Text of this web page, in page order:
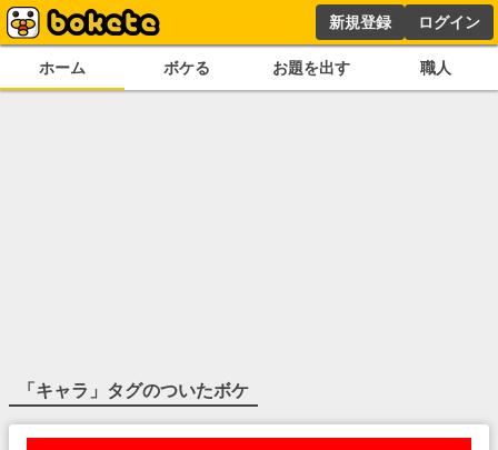
新規登録 ログイン
ホーム ボケる お題を出す 職人
「キャラ 」タグのついたボケ